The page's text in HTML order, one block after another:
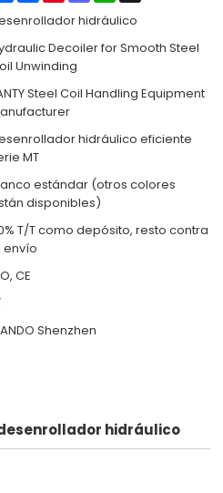
hidráulico
Decoiler for Smooth Steel
Unwinding
Steel Coil Handling Equipment
hidráulico eficiente
MT
estándar (otros colores
disponibles)
T/T como depósito, resto contra
envío
CE
Shenzhen
hidráulico